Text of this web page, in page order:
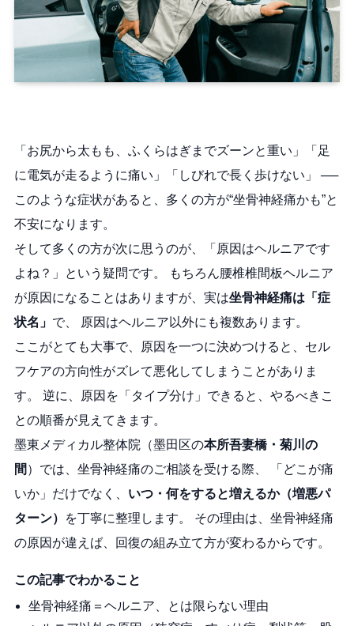
「お尻から太もも、ふくらはぎまでズーンと重い」「足
に電気が走るように痛い」「しびれで長く歩けない」 ──
このような症状があると、多くの方が“坐骨神経痛かも”と
不安になります。
そして多くの方が次に思うのが、「原因はヘルニアです
よね？」という疑問です。 もちろん腰椎椎間板ヘルニア
が原因になることはありますが、実は坐骨神経痛は「症
状名」 で、 原因はヘルニア以外にも複数あります。
ここがとても大事で、原因を一つに決めつけると、セル
フケアの方向性がズレて悪化してしまうことがありま
す。 逆に、原因を「タイプ分け」できると、やるべきこ
との順番が見えてきます。
墨東メディカル整体院（墨田区の本所吾妻橋・菊川の
間 ）では、坐骨神経痛のご相談を受ける際、 「どこが痛
いか」だけでなく、 いつ・何をすると増えるか（増悪パ
ターン）
を丁寧に整理します。 その理由は、坐骨神経痛
の原因が違えば、回復の組み立て方が変わるからです。
この記事でわかること
坐骨神経痛＝ヘルニア、とは限らない理由